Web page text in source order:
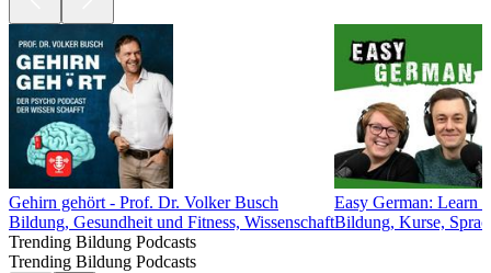
Gehirn gehört - Prof. Dr. Volker Busch
Bildung, Gesundheit und Fitness, Wissenschaft
Easy German: Learn
Bildung, Kurse,
Trending Bildung Podcasts
Trending Bildung Podcasts